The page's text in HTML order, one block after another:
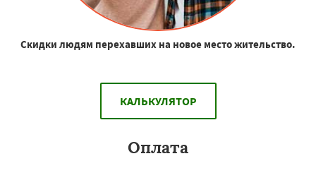
Скидки людям перехавших на новое место жительство.
КАЛЬКУЛЯТОР
Оплата